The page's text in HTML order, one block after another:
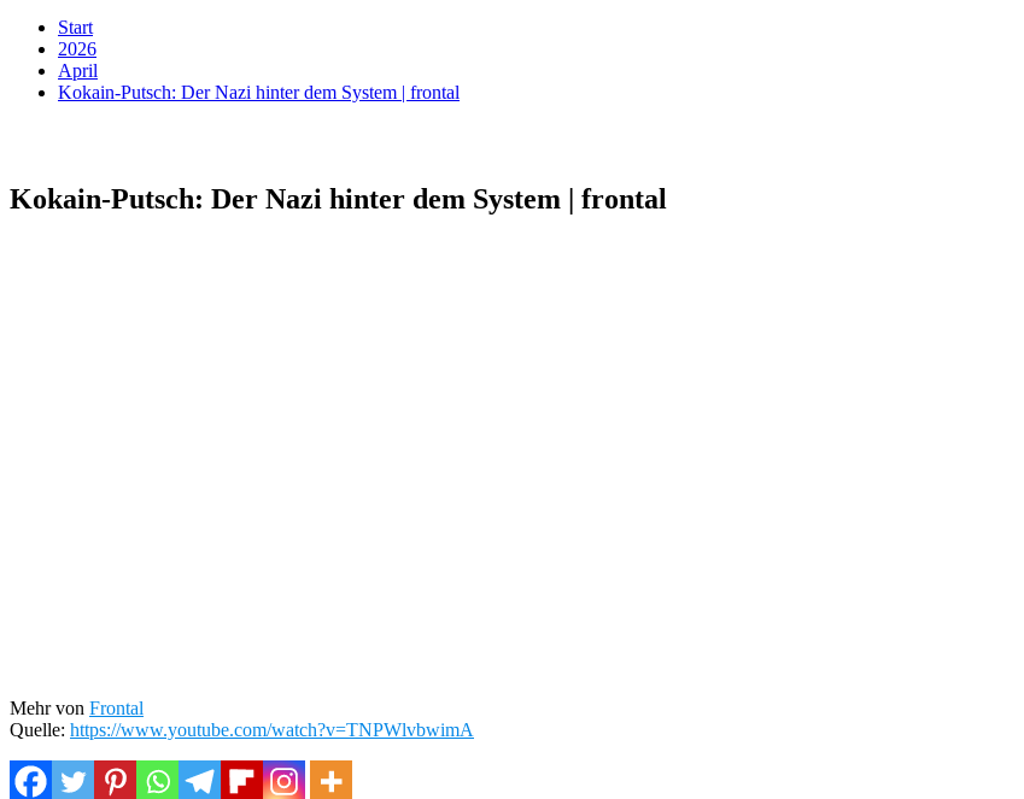
Start
2026
April
Kokain-Putsch: Der Nazi hinter dem System | frontal
Kokain-Putsch: Der Nazi hinter dem System | frontal
Mehr von Frontal
Quelle: https://www.youtube.com/watch?v=TNPWlvbwimA